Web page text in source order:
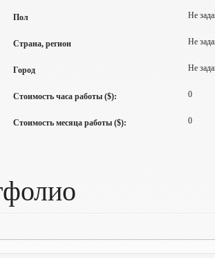
Пол Не
Страна, регион Не
Город Не
Стоимость часа работы ($): 0
Стоимость месяца работы ($): 0